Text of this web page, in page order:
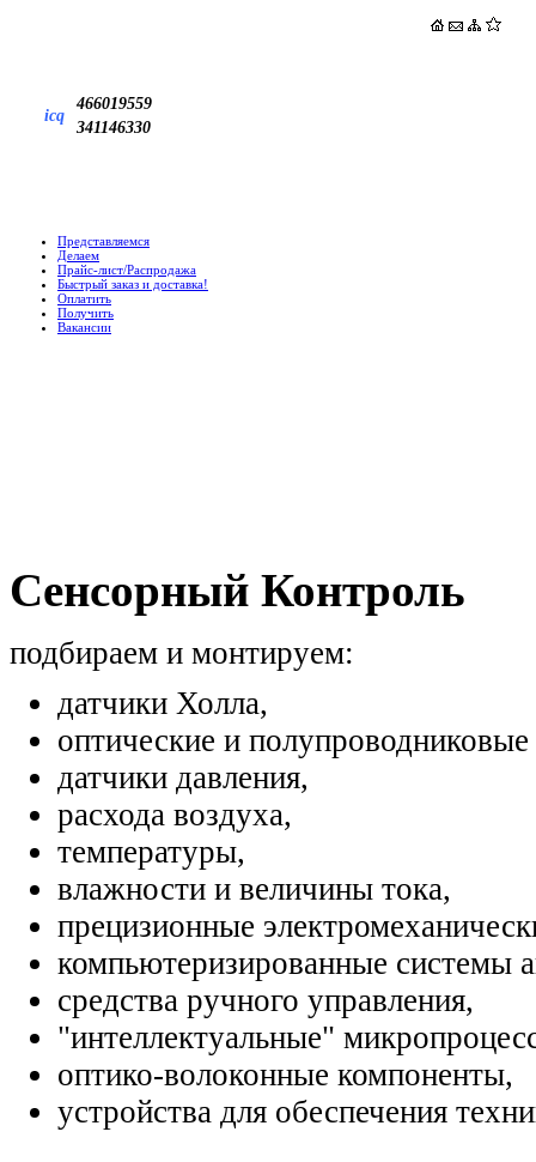
icq
466019559
341146330
Представляемся
Делаем
Прайс-лист/Распродажа
Быстрый заказ и доставка!
Оплатить
Получить
Вакансии
Сенсорный Контроль
подбираем и монтируем:
датчики Холла,
оптические и
датчики давления,
расхода воздуха,
температуры,
влажности и величины тока,
прецизионные
компьютеризированные системы
средства ручного управления,
"интеллектуальные"
оптико-волоконные компоненты,
устройства для обеспечения